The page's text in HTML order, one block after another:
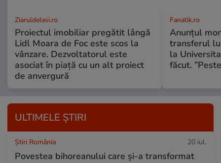
ZiaruldeIasi.ro
Proiectul imobiliar pregătit lângă
Lidl Moara de Foc este scos la
vânzare. Dezvoltatorul este
asociat în piață cu un alt proiect
de anvergură
Fanatik.ro
Anunțul
transferul
la
făcut.
ULTIMELE ȘTIRI
Știri România 20 iul.
Povestea bihoreanului care și-a transformat